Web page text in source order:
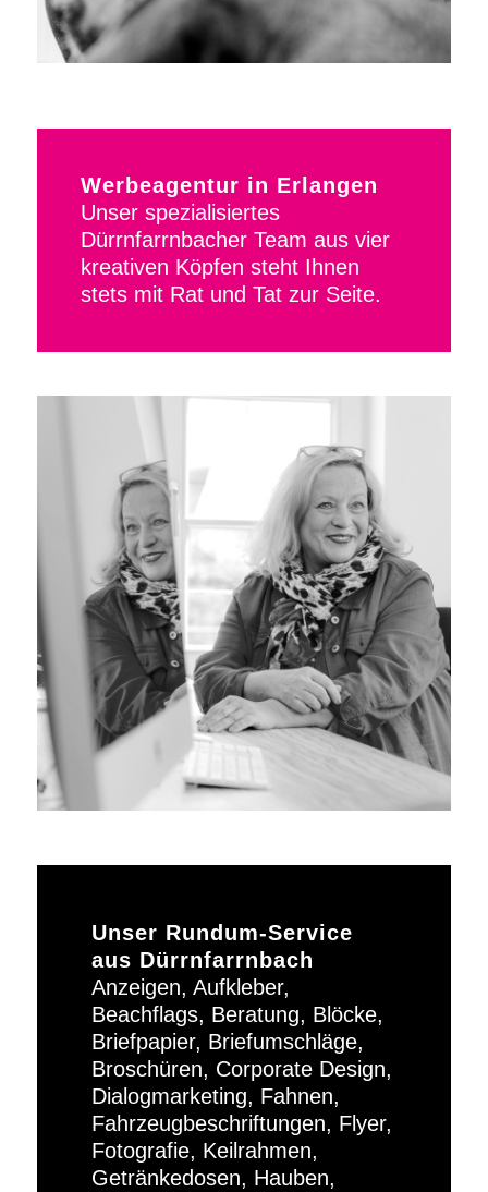
Werbeagentur in Erlangen
Unser spezialisiertes
Dürrnfarrnbacher Team aus vier
kreativen Köpfen steht Ihnen
stets mit Rat und Tat zur Seite.
Unser Rundum-Service
aus Dürrnfarrnbach
Anzeigen, Aufkleber,
Beachflags, Beratung, Blöcke,
Briefpapier, Briefumschläge,
Broschüren, Corporate Design,
Dialogmarketing, Fahnen,
Fahrzeugbeschriftungen, Flyer,
Fotografie, Keilrahmen,
Getränkedosen, Hauben,